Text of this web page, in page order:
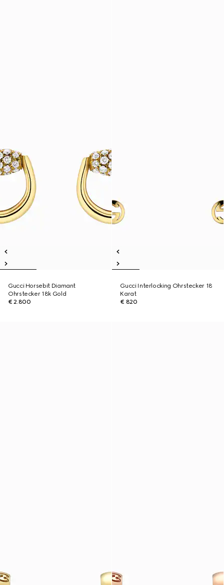
Gucci Horsebit Diamant
Ohrstecker 18k Gold
€ 2.800
Gucci Interlocking Ohrstecker 18
Karat
€ 820